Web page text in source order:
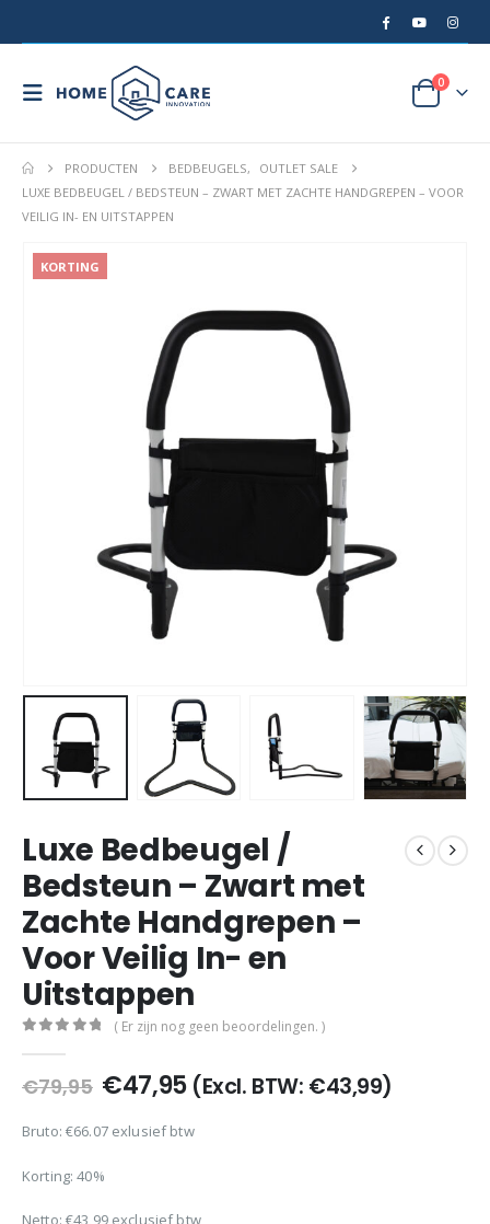
0
PRODUCTEN BEDBEUGELS,
OUTLET SALE
LUXE BEDBEUGEL / BEDSTEUN – ZWART MET ZACHTE HANDGREPEN – VOOR
VEILIG IN- EN UITSTAPPEN
KORTING
Luxe Bedbeugel /
Bedsteun – Zwart met
Zachte Handgrepen –
Voor Veilig In- en
Uitstappen
( Er zijn nog geen beoordelingen. )
€79,95 Oorspronkelijke
was:
€47,95Huidige
prijs
is:
(Excl. BTW: €43,99)
Bruto: €66.07 exlusief btw
Korting: 40%
Netto: €43,99exclusief btw